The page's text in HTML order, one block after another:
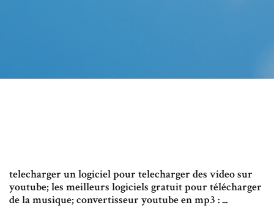
telecharger un logiciel pour telecharger des video sur
youtube; les meilleurs logiciels gratuit pour télécharger
de la musique; convertisseur youtube en mp3 : ...